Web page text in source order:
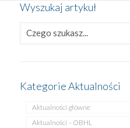
Wyszukaj artykuł
Kategorie Aktualności
Aktualności główne
Aktualności – OBHL